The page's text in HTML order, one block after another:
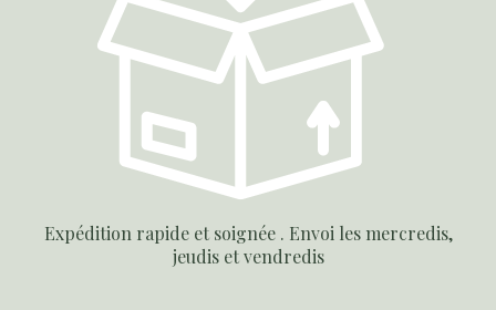
Expédition rapide et soignée . Envoi les mercredis,
jeudis et vendredis